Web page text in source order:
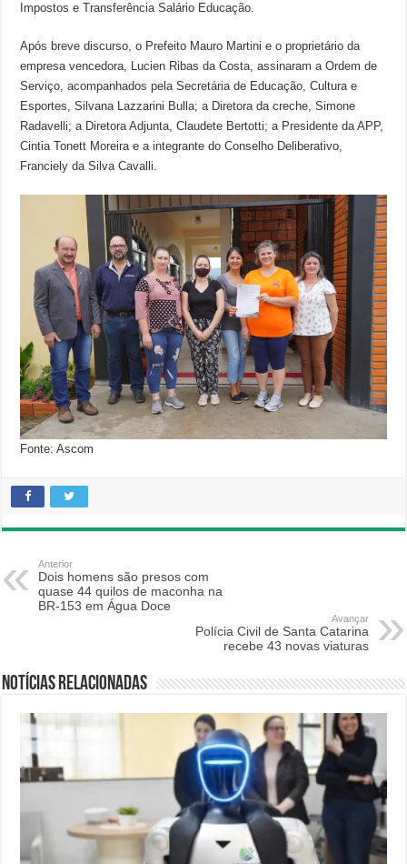
Impostos e Transferência Salário Educação.
Após breve discurso, o Prefeito Mauro Martini e o proprietário da
empresa vencedora, Lucien Ribas da Costa, assinaram a Ordem de
Serviço, acompanhados pela Secretária de Educação, Cultura e
Esportes, Silvana Lazzarini Bulla; a Diretora da creche, Simone
Radavelli; a Diretora Adjunta, Claudete Bertotti; a Presidente da APP,
Cintia Tonett Moreira e a integrante do Conselho Deliberativo,
Franciely da Silva Cavalli.
Fonte: Ascom
Anterior
Dois homens são presos com
quase 44 quilos de maconha na
BR-153 em Água Doce
Avançar
Polícia Civil de Santa Catarina
recebe 43 novas viaturas
Notícias relacionadas